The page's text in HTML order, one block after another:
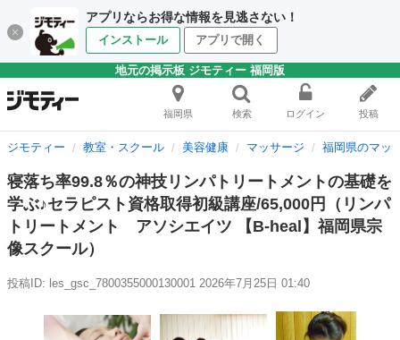
アプリならお得な情報を見逃さない！
インストール アプリで開く
地元の掲示板 ジモティー 福岡版
福岡県 検索 ログイン 投稿
ジモティー 教室・スクール 美容健康 マッサージ 福岡県のマッ
寝落ち率99.8％の神技リンパトリートメントの基礎を
学ぶ♪セラピスト資格取得初級講座/65,000円（リンパ
トリートメント アソシエイツ 【B-heal】福岡県宗
像スクール）
投稿ID: les_gsc_7800355000130001 2026年7月25日 01:40